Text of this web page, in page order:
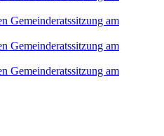
Gemeinderatssitzung am
Gemeinderatssitzung am
Gemeinderatssitzung am